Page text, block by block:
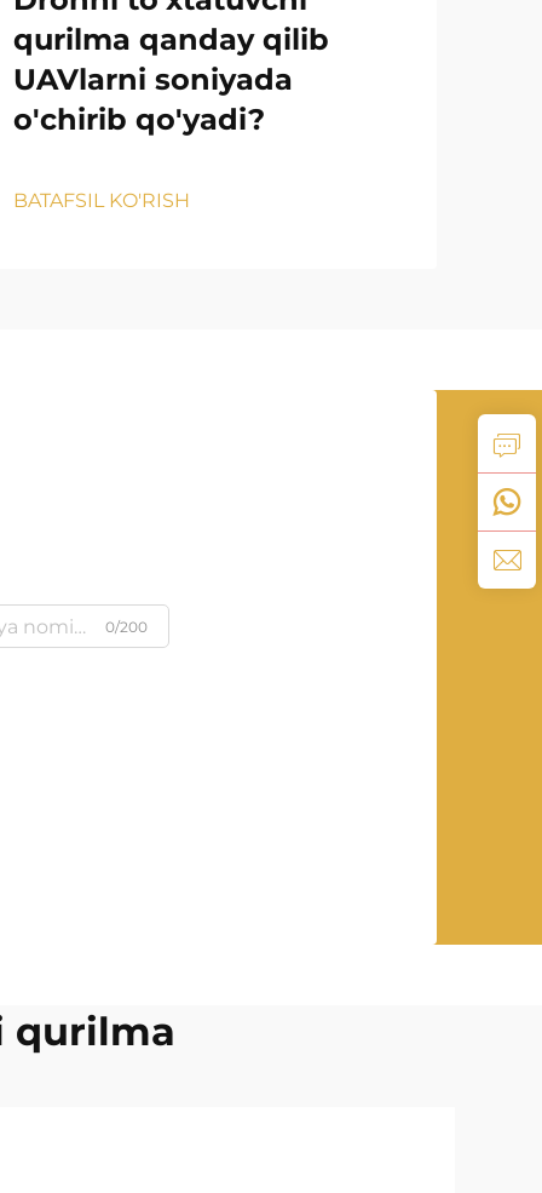
qurilma qanday qilib
UAVlarni soniyada
o'chirib qo'yadi?
BATAFSIL KO'RISH
0/200
qurilma